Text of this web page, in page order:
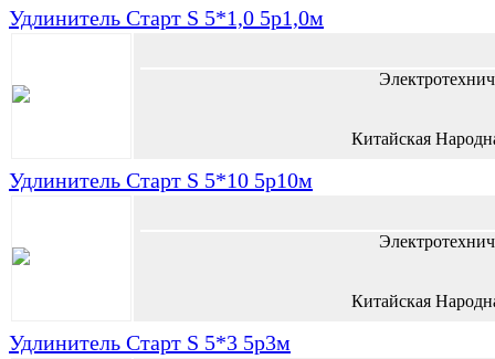
Удлинитель Старт S 5*1,0 5р1,0м
Китайская
Удлинитель Старт S 5*10 5р10м
Китайская
Удлинитель Старт S 5*3 5р3м